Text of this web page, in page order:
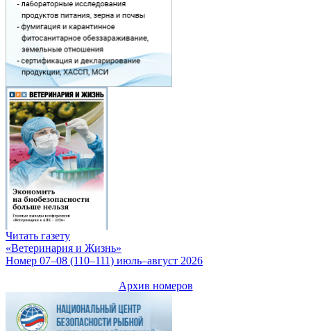
Читать газету
«Ветеринария и Жизнь»
Номер 07–08 (110–111) июль–август 2026
Архив номеров